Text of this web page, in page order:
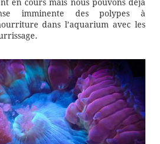
en cours mais nous pouvons déjà
imminente des polypes à
dans l’aquarium avec les